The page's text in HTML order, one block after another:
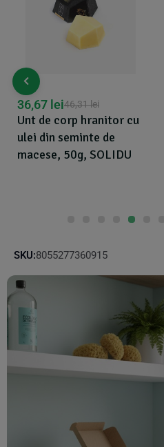
Unt de corp hranitor cu
ulei din seminte de
macese, 50g, SOLIDU
46,31lei
36,67 lei
SKU:8055277360915